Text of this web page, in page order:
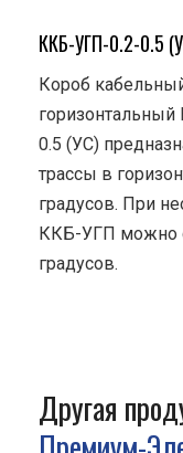
ККБ-УГП-0.2-0.5
Короб
0.5 (УС)
трассы в
градусов. При
ККБ-УГП можно
градусов.
Другая